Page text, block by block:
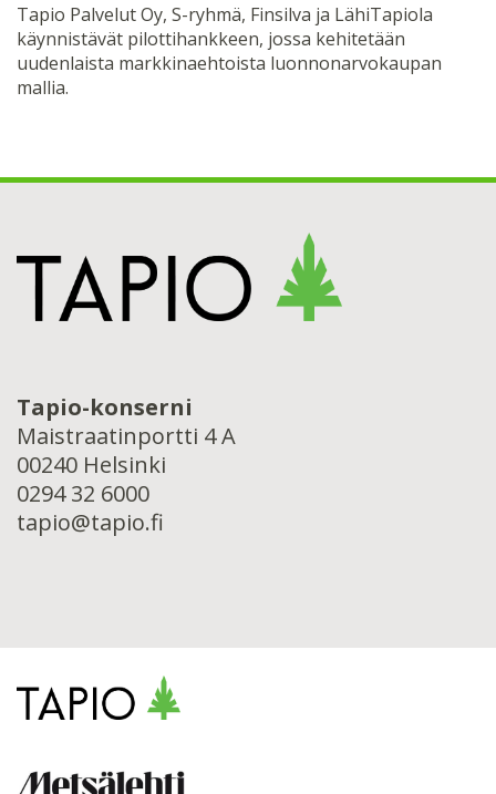
Tapio Palvelut Oy, S-ryhmä, Finsilva ja LähiTapiola
käynnistävät pilottihankkeen, jossa kehitetään
uudenlaista markkinaehtoista luonnonarvokaupan
mallia.
Tapio-konserni
Maistraatinportti 4 A
00240 Helsinki
0294 32 6000
tapio@tapio.fi